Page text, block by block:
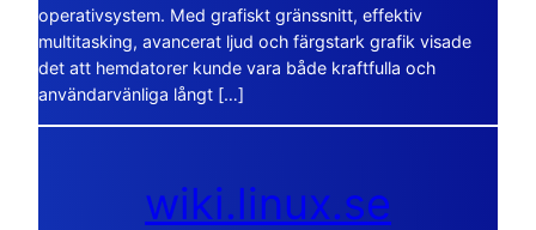
operativsystem. Med grafiskt gränssnitt, effektiv
multitasking, avancerat ljud och färgstark grafik visade
det att hemdatorer kunde vara både kraftfulla och
användarvänliga långt […]
wiki.linux.se